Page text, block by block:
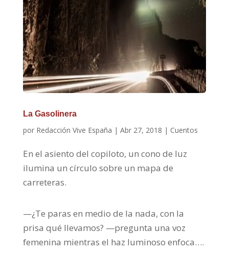
La Gasolinera
por Redacción Vive España | Abr 27, 2018 | Cuentos
En el asiento del copiloto, un cono de luz
ilumina un círculo sobre un mapa de
carreteras.
—¿Te paras en medio de la nada, con la
prisa qué llevamos? —pregunta una voz
femenina mientras el haz luminoso enfoca….